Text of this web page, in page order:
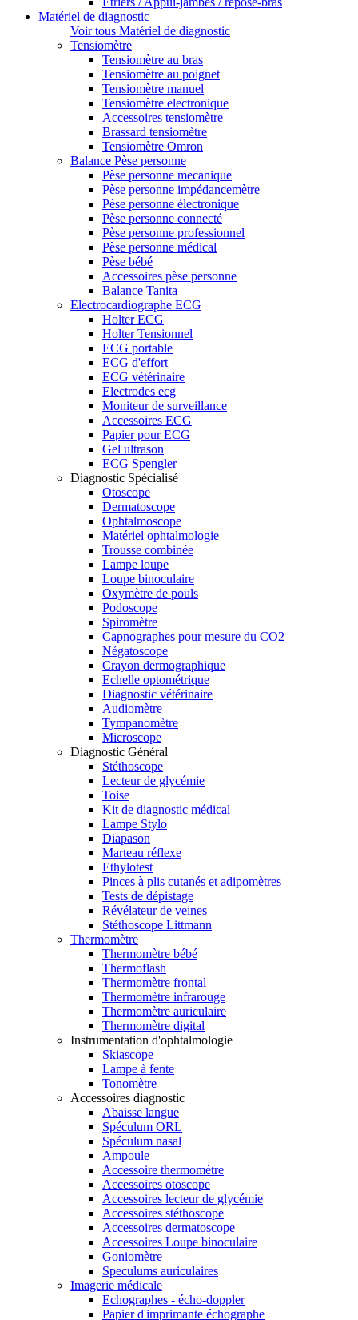
Matériel de diagnostic
Voir tous Matériel de diagnostic
Tensiomètre
Tensiomètre au bras
Tensiomètre au poignet
Tensiomètre manuel
Tensiomètre electronique
Accessoires tensiomètre
Brassard tensiomètre
Tensiomètre Omron
Balance Pèse personne
Pèse personne mecanique
Pèse personne impédancemètre
Pèse personne électronique
Pèse personne connecté
Pèse personne professionnel
Pèse personne médical
Pèse bébé
Accessoires pèse personne
Balance Tanita
Electrocardiographe ECG
Holter ECG
Holter Tensionnel
ECG portable
ECG d'effort
ECG vétérinaire
Electrodes ecg
Moniteur de surveillance
Accessoires ECG
Papier pour ECG
Gel ultrason
ECG Spengler
Diagnostic Spécialisé
Otoscope
Dermatoscope
Ophtalmoscope
Matériel ophtalmologie
Trousse combinée
Lampe loupe
Loupe binoculaire
Oxymètre de pouls
Podoscope
Spiromètre
Capnographes pour mesure du CO2
Négatoscope
Crayon dermographique
Echelle optométrique
Diagnostic vétérinaire
Audiomètre
Tympanomètre
Microscope
Diagnostic Général
Stéthoscope
Lecteur de glycémie
Toise
Kit de diagnostic médical
Lampe Stylo
Diapason
Marteau réflexe
Ethylotest
Pinces à plis cutanés et adipomètres
Tests de dépistage
Révélateur de veines
Stéthoscope Littmann
Thermomètre
Thermomètre bébé
Thermoflash
Thermomètre frontal
Thermomètre infrarouge
Thermomètre auriculaire
Thermomètre digital
Instrumentation d'ophtalmologie
Skiascope
Lampe à fente
Tonomètre
Accessoires diagnostic
Abaisse langue
Spéculum ORL
Spéculum nasal
Ampoule
Accessoire thermomètre
Accessoires otoscope
Accessoires lecteur de glycémie
Accessoires stéthoscope
Accessoires dermatoscope
Accessoires Loupe binoculaire
Goniomètre
Speculums auriculaires
Imagerie médicale
Echographes - écho-doppler
Papier d'imprimante échographe